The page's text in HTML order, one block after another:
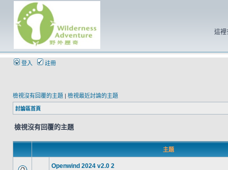
這裡
登入 註冊
檢視沒有回覆的主題 | 檢視最近討論的主題
討論區首頁
檢視沒有回覆的主題
主題
Openwind 2024 v2.0 2